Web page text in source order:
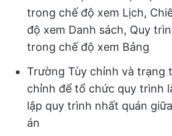
trong chế độ xem Lịch,
độ xem Danh sách, Quy
trong chế độ xem Bảng
Trường Tùy chỉnh và trạng
chỉnh để tổ chức quy trình
lập quy trình nhất quán
án